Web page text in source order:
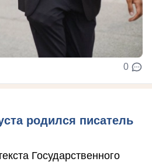
0
родился писатель
Государственного